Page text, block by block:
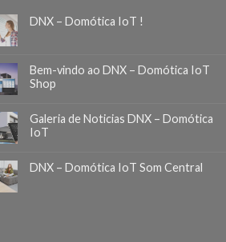
DNX – Domótica IoT !
Bem-vindo ao DNX – Domótica IoT
Shop
Galeria de Noticias DNX – Domótica
IoT
DNX – Domótica IoT Som Central